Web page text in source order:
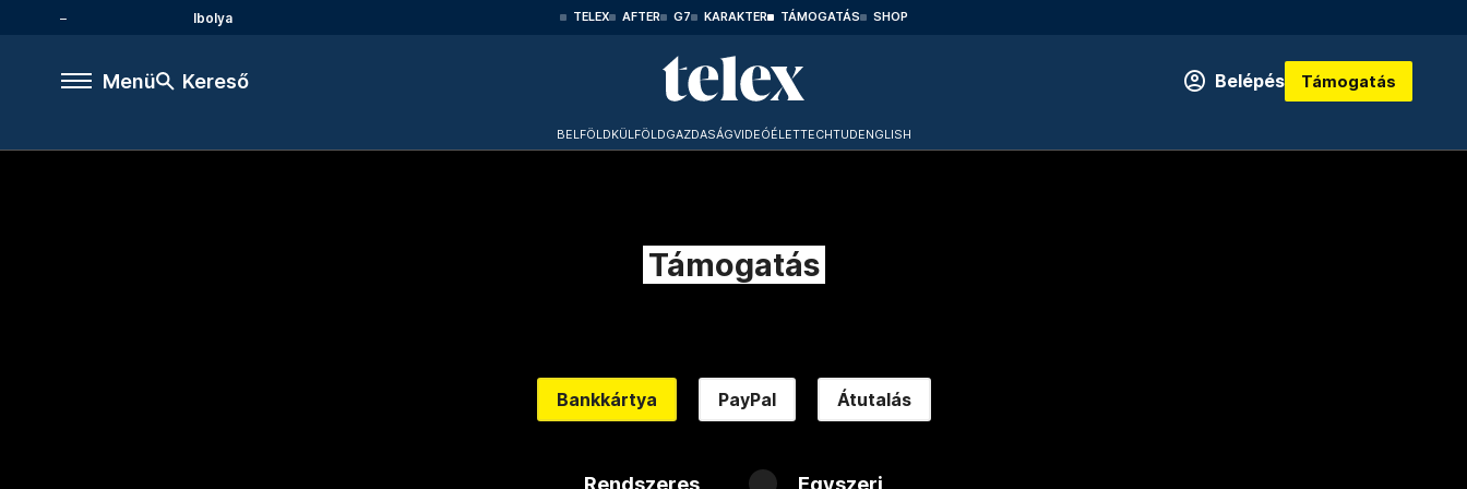
Ibolya TELEX AFTER G7 KARAKTER TÁMOGATÁS SHOP
Menü Kereső Belépés Támogatás
BELFÖLDKÜLFÖLDGAZDASÁGVIDEÓÉLETTECHTUDENGLISH
Támogatás
Bankkártya PayPal Átutalás
Rendszeres Egyszeri